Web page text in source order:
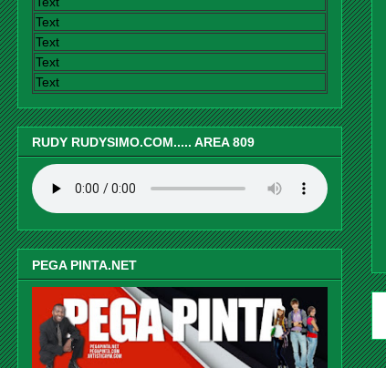
Text
Text
Text
Text
RUDY RUDYSIMO.COM..... AREA 809
PEGA PINTA.NET